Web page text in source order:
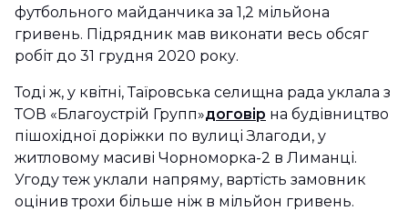
футбольного майданчика за 1,2 мільйона
гривень. Підрядник мав виконати весь обсяг
робіт до 31 грудня 2020 року.
Тоді ж, у квітні, Таїровська селищна рада уклала з
ТОВ «Благоустрій Групп»договір на будівництво
пішохідної доріжки по вулиці Злагоди, у
житловому масиві Чорноморка-2 в Лиманці.
Угоду теж уклали напряму, вартість замовник
оцінив трохи більше ніж в мільйон гривень.